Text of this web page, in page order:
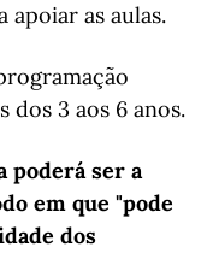
as aulas.
dos 3 aos 6 anos.
poderá ser a
em que "pode
dos